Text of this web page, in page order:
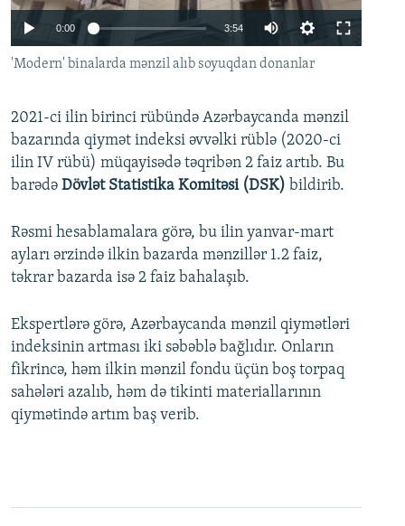
İNFOQRAFIKA
KARIKATURA
AZƏRBAYCAN ƏDƏBIYYATI KITABXANASI
İSLAM VƏ DEMOKRATIYA
MISSIYAMIZ
PEŞƏ ETIKASI VƏ JURNALISTIKA STANDARTLARIMIZ
AZADLIQRADIOSU MOBIL TELEFONUNUZDA
BIZIMLƏ ƏLAQƏ
XƏBƏR BÜLLETENLƏRIMIZ
BIZI IZLƏ
RFE/RL-in bütün saytları
Auto 240p 360p 480p
720p 1080p
0:00 3:54
240p
480p
720p
1080p
'Modern' binalarda mənzil alıb soyuqdan donanlar
2021-ci ilin birinci rübündə Azərbaycanda mənzil
bazarında qiymət indeksi əvvəlki rüblə (2020-ci
ilin IV rübü) müqayisədə təqribən 2 faiz artıb. Bu
barədə Dövlət Statistika Komitəsi (DSK) bildirib.
Rəsmi hesablamalara görə, bu ilin yanvar-mart
ayları ərzində ilkin bazarda mənzillər 1.2 faiz,
təkrar bazarda isə 2 faiz bahalaşıb.
Ekspertlərə görə, Azərbaycanda mənzil qiymətləri
indeksinin artması iki səbəblə bağlıdır. Onların
fikrincə, həm ilkin mənzil fondu üçün boş torpaq
sahələri azalıb, həm də tikinti materiallarının
qiymətində artım baş verib.